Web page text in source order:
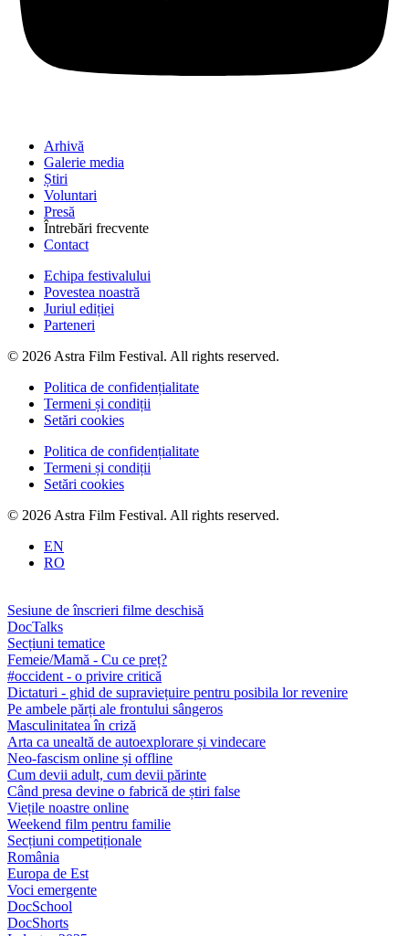
Arhivă
Galerie media
Știri
Voluntari
Presă
Întrebări frecvente
Contact
Echipa festivalului
Povestea noastră
Juriul ediției
Parteneri
© 2026 Astra Film Festival. All rights reserved.
Politica de confidențialitate
Termeni și condiții
Setări cookies
Politica de confidențialitate
Termeni și condiții
Setări cookies
© 2026 Astra Film Festival. All rights reserved.
EN
RO
Sesiune de înscrieri filme deschisă
DocTalks
Secțiuni tematice
Femeie/Mamă - Cu ce preț?
#occident - o privire critică
Dictaturi - ghid de supraviețuire pentru posibila lor revenire
Pe ambele părți ale frontului sângeros
Masculinitatea în criză
Arta ca unealtă de autoexplorare și vindecare
Neo-fascism online și offline
Cum devii adult, cum devii părinte
Când presa devine o fabrică de știri false
Viețile noastre online
Weekend film pentru familie
Secțiuni competiționale
România
Europa de Est
Voci emergente
DocSchool
DocShorts